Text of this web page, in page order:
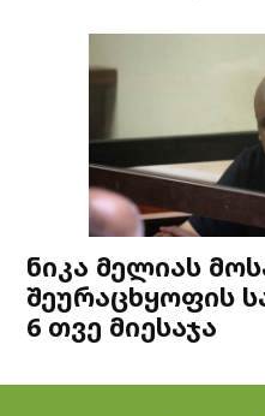
ნიკა მელიას
შეურაცხყოფის
6 თვე მიესაჯა